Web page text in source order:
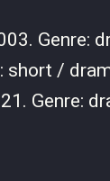
Genre:
short /
Genre: